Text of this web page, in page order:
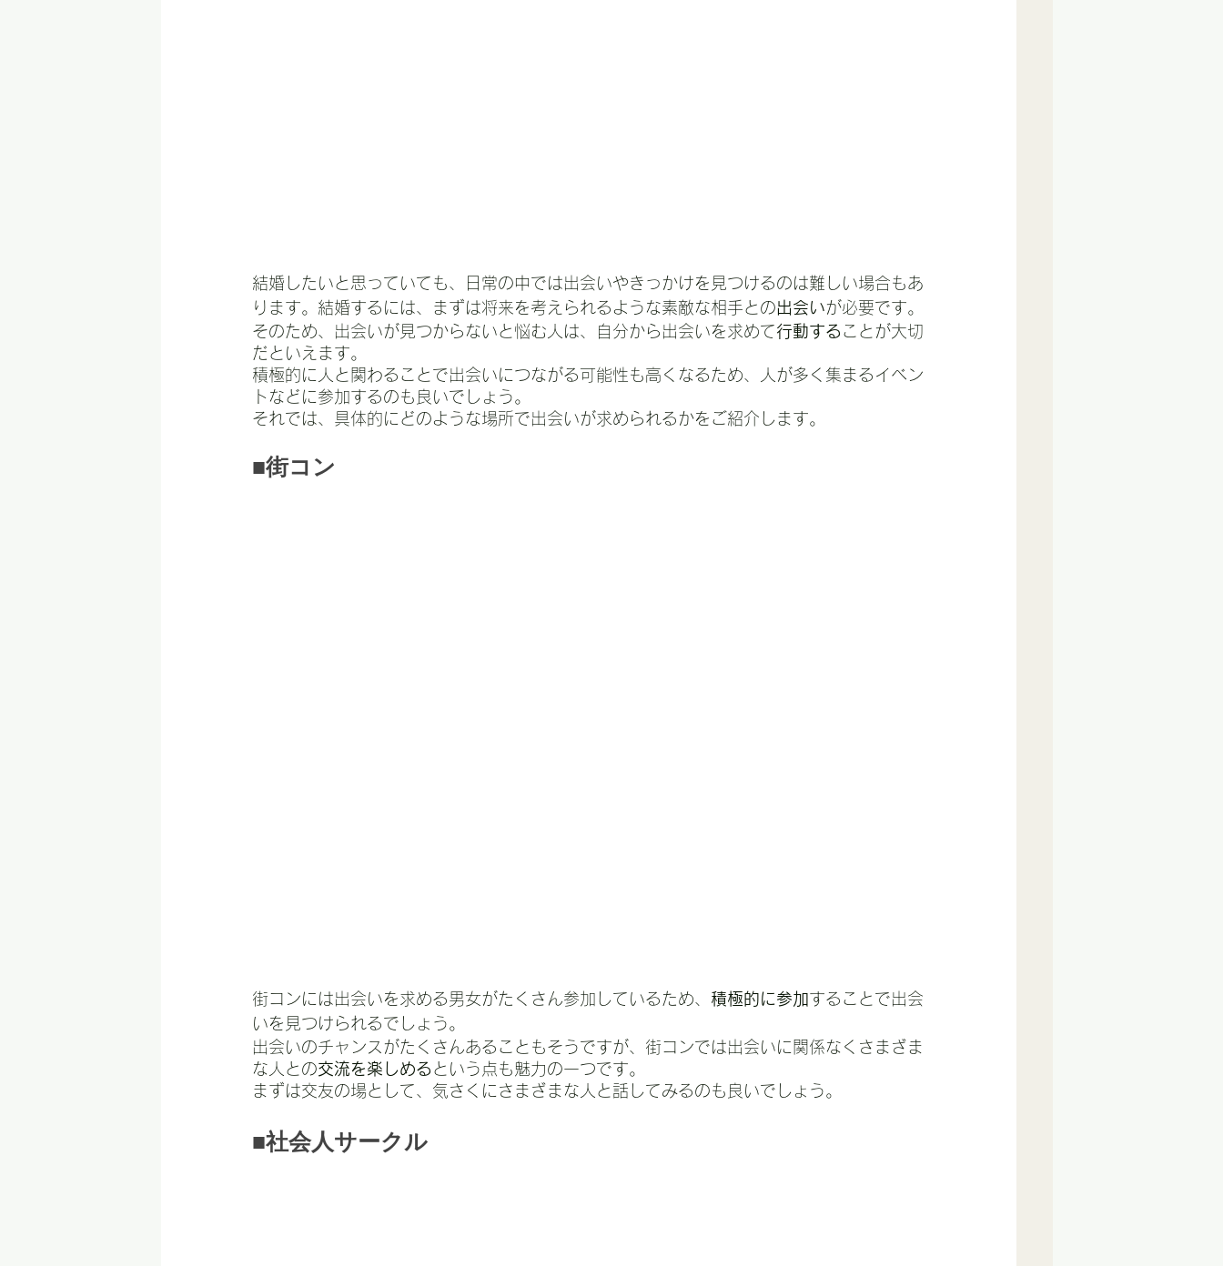
結婚したいと思っていても、日常の中では出会いやきっかけを見つけるのは難しい場合もあ
ります。結婚するには、まずは将来を考えられるような素敵な相手との出会いが必要です。
そのため、出会いが見つからないと悩む人は、自分から出会いを求めて行動する ことが大切
だといえます。
積極的に人と関わることで出会いにつながる可能性も高くなるため、人が多く集まるイベン
トなどに参加するのも良いでしょう。
それでは、具体的にどのような場所で出会いが求められるかをご紹介します。
■街コン
街コンには出会いを求める男女がたくさん参加しているため、 積極的に参加することで出会
いを見つけられるでしょう。
出会いのチャンスがたくさんあることもそうですが、街コンでは出会いに関係なくさまざま
な人との交流を楽しめる という点も魅力の一つです。
まずは交友の場として、気さくにさまざまな人と話してみるのも良いでしょう。
■社会人サークル